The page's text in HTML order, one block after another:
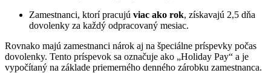
Zamestnanci, ktorí pracujú viac ako rok, získavajú 2,5 dňa
dovolenky za každý odpracovaný mesiac.
Rovnako majú zamestnanci nárok aj na špeciálne príspevky počas
dovolenky. Tento príspevok sa označuje ako „Holiday Pay“ a je
vypočítaný na základe priemerného denného zárobku zamestnanca.